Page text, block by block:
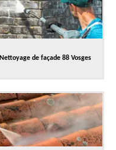
Nettoyage de façade 88 Vosges